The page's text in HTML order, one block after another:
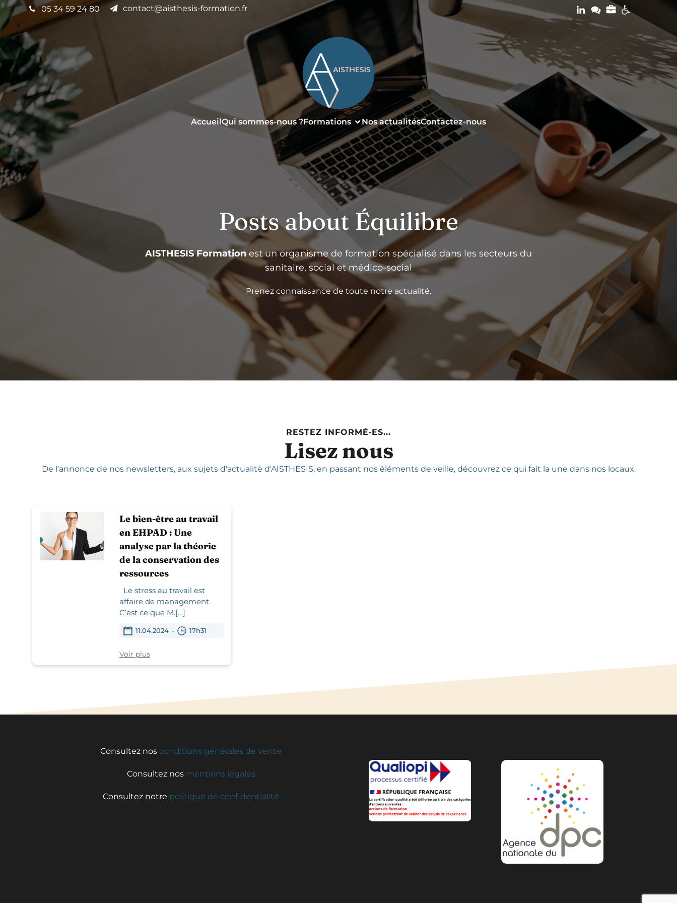
05 34 59 24 80 contact@aisthesis-formation.fr
AccueilQui sommes-nous ?Formations Nos actualitésContactez-nous
Posts about Équilibre
AISTHESIS Formation est un organisme de formation spécialisé dans les secteurs du
sanitaire, social et médico-social
Prenez connaissance de toute notre actualité.
RESTEZ INFORMÉ·ES...
Lisez nous
De l'annonce de nos newsletters, aux sujets d'actualité d'AISTHESIS,en passant nos éléments de veille, découvrez ce qui fait la une dans nos locaux.
Le bien-être au travail
en EHPAD : Une
analyse par la théorie
de la conservation des
ressources
Le stress au travail est
affaire de management.
C’est ce que M.[…]
11.04.2024 - 17h31
Voir plus
Consultez nos conditions générales de vente
Consultez nos mentions légales
Consultez notre politique de confidentialité